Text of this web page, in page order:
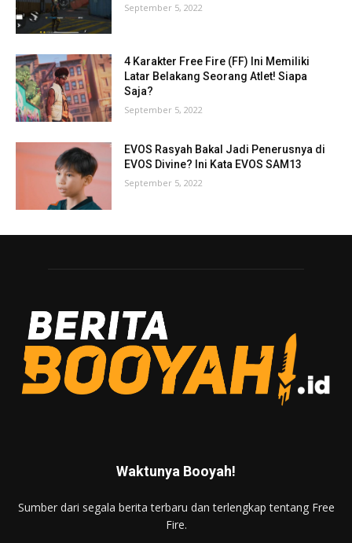
September 5, 2022
4 Karakter Free Fire (FF) Ini Memiliki
Latar Belakang Seorang Atlet! Siapa
Saja?
September 5, 2022
EVOS Rasyah Bakal Jadi Penerusnya di
EVOS Divine? Ini Kata EVOS SAM13
September 5, 2022
Waktunya Booyah!
Sumber dari segala berita terbaru dan terlengkap tentang Free
Fire.